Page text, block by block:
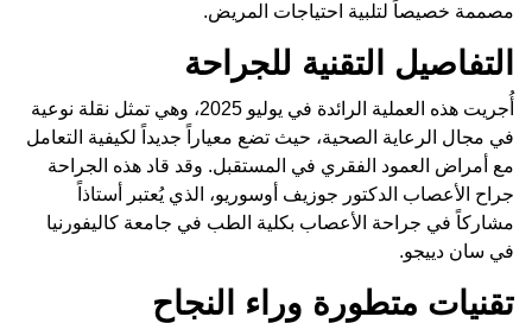
مصممة خصيصاً لتلبية احتياجات المريض.
التفاصيل التقنية للجراحة
أُجريت هذه العملية الرائدة في يوليو 2025، وهي تمثل نقلة نوعية
في مجال الرعاية الصحية، حيث تضع معياراً جديداً لكيفية التعامل
مع أمراض العمود الفقري في المستقبل. وقد قاد هذه الجراحة
جراح الأعصاب الدكتور جوزيف أوسوريو، الذي يُعتبر أستاذاً
مشاركاً في جراحة الأعصاب بكلية الطب في جامعة كاليفورنيا
في سان دييجو.
تقنيات متطورة وراء النجاح